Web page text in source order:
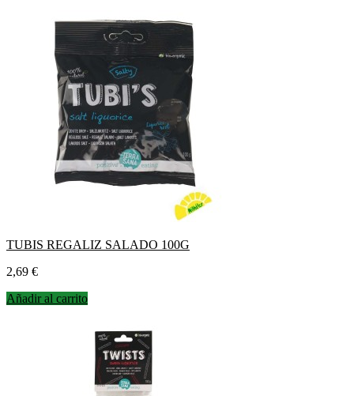
TUBIS REGALIZ SALADO 100G
Precio
2,69 €
Añadir al carrito